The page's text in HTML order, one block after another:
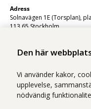
Den här
Vi använder kakor,
upplevelse,
nödvändig
Adress
Solnavägen 1E (Torsplan),
113 65 Stockholm